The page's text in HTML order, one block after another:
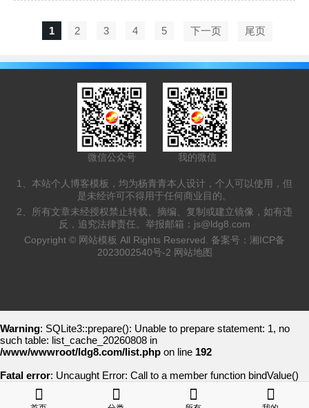
1 2 3 4 5 下一页 尾页
微信公众号 我的微信
1、本站个人博客模板，均为杨青青本人设计，个人可以使用，但
是未经许可不得用于任何商业目的。
2、所有文章未经授权禁止转载、摘编、复制或建立镜像，如有违
反，追究法律责任。举报邮箱： js@ldg8.com
Copyright © 网站模板 All Rights Reserved. 备案号： 湘ICP备
2023002540号-2 网站地图
Warning: SQLite3::prepare(): Unable to prepare statement: 1, no
such table: list_cache_20260808 in
/www/wwwroot/ldg8.com/list.php on line 192
Fatal error: Uncaught Error: Call to a member function bindValue()
on bool in /www/wwwroot/ldg8.com/list.php:193 Stack trace: #0
/www/wwwroot/ldg8.com/list.php(78): writeCache() #1 {main} thrown